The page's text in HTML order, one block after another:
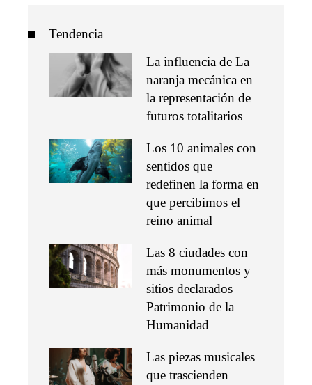
Tendencia
La influencia de La
naranja mecánica en
la representación de
futuros totalitarios
Los 10 animales con
sentidos que
redefinen la forma en
que percibimos el
reino animal
Las 8 ciudades con
más monumentos y
sitios declarados
Patrimonio de la
Humanidad
Las piezas musicales
que trascienden